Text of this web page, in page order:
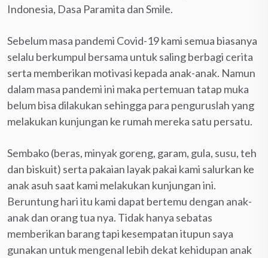
Indonesia, Dasa Paramita dan Smile.
Sebelum masa pandemi Covid-19 kami semua biasanya
selalu berkumpul bersama untuk saling berbagi cerita
serta memberikan motivasi kepada anak-anak. Namun
dalam masa pandemi ini maka pertemuan tatap muka
belum bisa dilakukan sehingga para penguruslah yang
melakukan kunjungan ke rumah mereka satu persatu.
Sembako (beras, minyak goreng, garam, gula, susu, teh
dan biskuit) serta pakaian layak pakai kami salurkan ke
anak asuh saat kami melakukan kunjungan ini.
Beruntung hari itu kami dapat bertemu dengan anak-
anak dan orang tua nya. Tidak hanya sebatas
memberikan barang tapi kesempatan itupun saya
gunakan untuk mengenal lebih dekat kehidupan anak